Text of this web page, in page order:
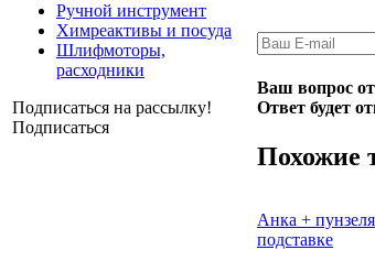
Ручной инструмент
Химреактивы и посуда
Шлифмоторы,
расходники
Подписаться на рассылку!
Подписаться
Ваш вопрос
Ответ будет
Похожие
Анка +
подставке